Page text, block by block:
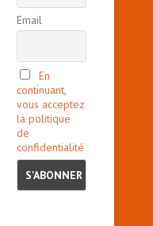
Email
En
continuant,
vous acceptez
la politique
de
confidentialité